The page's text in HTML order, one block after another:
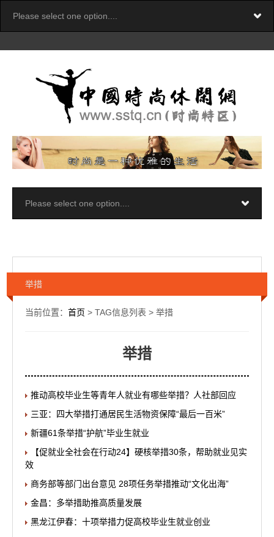
举措
当前位置： 首页 > TAG信息列表 > 举措
举措
推动高校毕业生等青年人就业有哪些举措？人社部回应
三亚：四大举措打通居民生活物资保障“最后一百米”
新疆61条举措“护航”毕业生就业
【促就业全社会在行动24】硬核举措30条，帮助就业见实
效
商务部等部门出台意见 28项任务举措推动“文化出海”
金昌：多举措助推高质量发展
黑龙江伊春：十项举措力促高校毕业生就业创业